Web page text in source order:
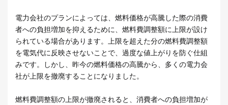
電力会社のプランによっては、燃料価格が高騰した際の消費
者への負担増加を抑えるために、燃料費調整額に上限が設け
られている場合があります。上限を超えた分の燃料費調整額
を電気代に反映させないことで、過度な値上がりを防ぐ仕組
みです。しかし、昨今の燃料価格の高騰から、多くの電力会
社が上限を撤廃することになりました。
燃料費調整額の上限が撤廃されると、消費者への負担増加が